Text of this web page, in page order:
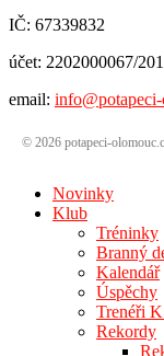
IČ: 67339832
účet: 2202000067/
email:
© 2026 potapeci-
Novinky
Klub
Tréninky
Branný
Kalendář
Úspěchy
Trenéři
Rekordy